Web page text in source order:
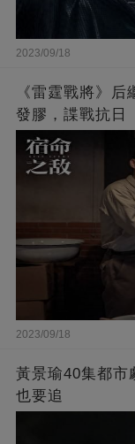
2023/09/18
《雷霆戰將》
發膠，諜戰抗日
2023/09/18
黃景瑜40集都市
也要追